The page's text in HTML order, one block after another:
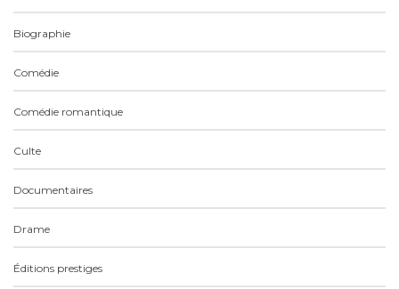
Biographie
Comédie
Comédie romantique
Culte
Documentaires
Drame
Éditions prestiges